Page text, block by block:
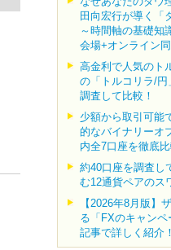
田向宏行が導く「
～時間軸の基礎知
会場+オンライン同
高金利で人気のト
の「トルコリラ/
調査して比較！
少額から取引可能
的なバイナリーオ
内全7口座を徹底比
約40口座を調査し
む12通貨ペアのス
【2026年8月版】
る「FXのキャンペ
記事で詳しく紹介！